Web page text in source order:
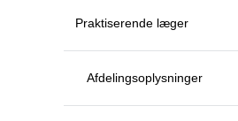
Praktiserende læger
Afdelingsoplysninger